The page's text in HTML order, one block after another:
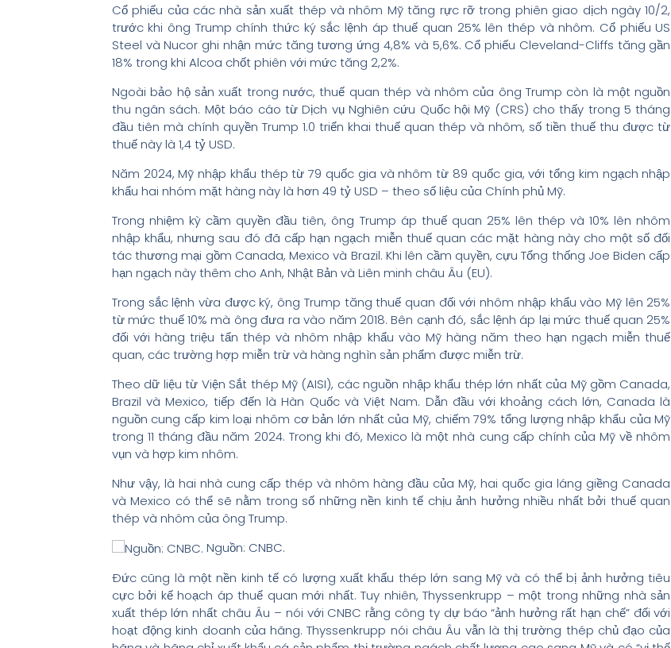
Cổ phiếu của các nhà sản xuất thép và nhôm Mỹ tăng rực rỡ trong phiên giao dịch ngày 10/2,
trước khi ông Trump chính thức ký sắc lệnh áp thuế quan 25% lên thép và nhôm. Cổ phiếu US
Steel và Nucor ghi nhận mức tăng tương ứng 4,8% và 5,6%. Cổ phiếu Cleveland-Cliffs tăng gần
18% trong khi Alcoa chốt phiên với mức tăng 2,2%.
Ngoài bảo hộ sản xuất trong nước, thuế quan thép và nhôm của ông Trump còn là một nguồn
thu ngân sách. Một báo cáo từ Dịch vụ Nghiên cứu Quốc hội Mỹ (CRS) cho thấy trong 5 tháng
đầu tiên mà chính quyền Trump 1.0 triển khai thuế quan thép và nhôm, số tiền thuế thu được từ
thuế này là 1,4 tỷ USD.
Năm 2024, Mỹ nhập khẩu thép từ 79 quốc gia và nhôm từ 89 quốc gia, với tổng kim ngạch nhập
khẩu hai nhóm mặt hàng này là hơn 49 tỷ USD – theo số liệu của Chính phủ Mỹ.
Trong nhiệm kỳ cầm quyền đầu tiên, ông Trump áp thuế quan 25% lên thép và 10% lên nhôm
nhập khẩu, nhưng sau đó đã cấp hạn ngạch miễn thuế quan các mặt hàng này cho một số đối
tác thương mại gồm Canada, Mexico và Brazil. Khi lên cầm quyền, cựu Tổng thống Joe Biden cấp
hạn ngạch này thêm cho Anh, Nhật Bản và Liên minh châu Âu (EU).
Trong sắc lệnh vừa được ký, ông Trump tăng thuế quan đối với nhôm nhập khẩu vào Mỹ lên 25%
từ mức thuế 10% mà ông đưa ra vào năm 2018. Bên cạnh đó, sắc lệnh áp lại mức thuế quan 25%
đối với hàng triệu tấn thép và nhôm nhập khẩu vào Mỹ hàng năm theo hạn ngạch miễn thuế
quan, các trường hợp miễn trừ và hàng nghìn sản phẩm được miễn trừ.
Theo dữ liệu từ Viện Sắt thép Mỹ (AISI), các nguồn nhập khẩu thép lớn nhất của Mỹ gồm Canada,
Brazil và Mexico, tiếp đến là Hàn Quốc và Việt Nam. Dẫn đầu với khoảng cách lớn, Canada là
nguồn cung cấp kim loại nhôm cơ bản lớn nhất của Mỹ, chiếm 79% tổng lượng nhập khẩu của Mỹ
trong 11 tháng đầu năm 2024. Trong khi đó, Mexico là một nhà cung cấp chính của Mỹ về nhôm
vụn và hợp kim nhôm.
Như vậy, là hai nhà cung cấp thép và nhôm hàng đầu của Mỹ, hai quốc gia láng giềng Canada
và Mexico có thể sẽ nằm trong số những nền kinh tế chịu ảnh hưởng nhiều nhất bởi thuế quan
thép và nhôm của ông Trump.
Nguồn: CNBC.
Đức cũng là một nền kinh tế có lượng xuất khẩu thép lớn sang Mỹ và có thể bị ảnh hưởng tiêu
cực bởi kế hoạch áp thuế quan mới nhất. Tuy nhiên, Thyssenkrupp – một trong những nhà sản
xuất thép lớn nhất châu Âu – nói với CNBC rằng công ty dự báo “ảnh hưởng rất hạn chế” đối với
hoạt động kinh doanh của hãng. Thyssenkrupp nói châu Âu vẫn là thị trường thép chủ đạo của